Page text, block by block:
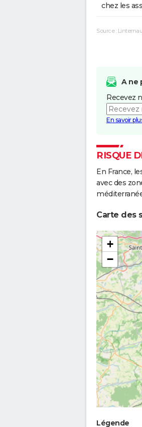
chez les
Source :
A ne
Recevez
En savoir
RISQUE
En France,
avec des
Carte des
+
−
Légende